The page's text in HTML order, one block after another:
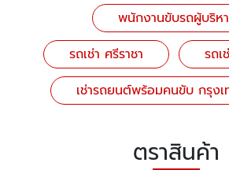
พนักงานขับรถผู้บริห
รถเช่า ศรีราชา
รถเ
เช่ารถยนต์พร้อมคนขับ กรุง
ตราสินค้า